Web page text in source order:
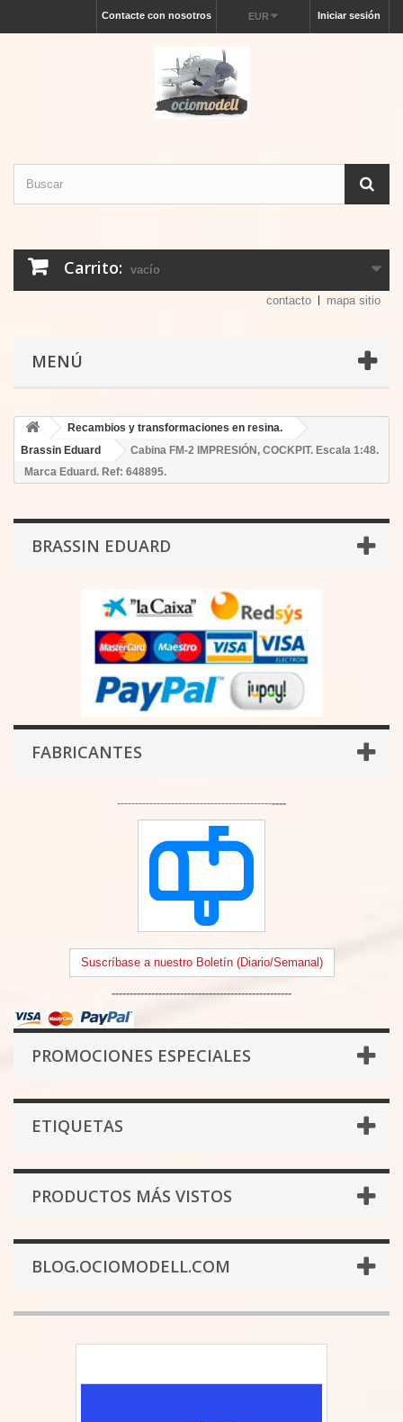
Iniciar sesión
EUR
Contacte con nosotros
Carrito: vacío
contacto mapa sitio
MENÚ
Recambios y transformaciones en resina.
Brassin Eduard
Cabina FM-2 IMPRESIÓN, COCKPIT. Escala 1:48.
Marca Eduard. Ref: 648895.
BRASSIN EDUARD
FABRICANTES
-----------------------------------------------
Suscríbase a nuestro Boletín (Diario/Semanal)
--------------------------------------------------
PROMOCIONES ESPECIALES
ETIQUETAS
PRODUCTOS MÁS VISTOS
BLOG.OCIOMODELL.COM